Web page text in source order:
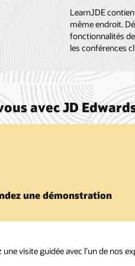
LearnJDE
même endroit.
fonctionnalités
les conférences
avec JD
une démonstration
une visite guidée avec l’un de nos